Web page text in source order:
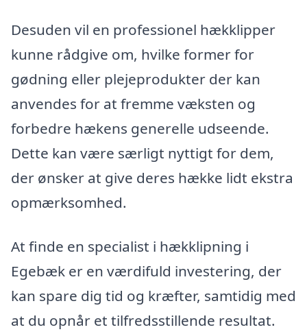
Desuden vil en professionel hækklipper
kunne rådgive om, hvilke former for
gødning eller plejeprodukter der kan
anvendes for at fremme væksten og
forbedre hækens generelle udseende.
Dette kan være særligt nyttigt for dem,
der ønsker at give deres hække lidt ekstra
opmærksomhed.
At finde en specialist i hækklipning i
Egebæk er en værdifuld investering, der
kan spare dig tid og kræfter, samtidig med
at du opnår et tilfredsstillende resultat.